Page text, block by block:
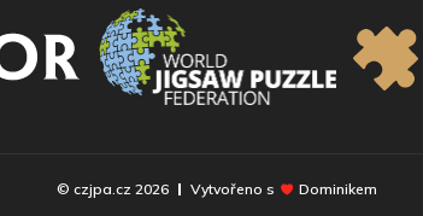
© czjpa.cz 2026 Vytvořeno s Dominikem